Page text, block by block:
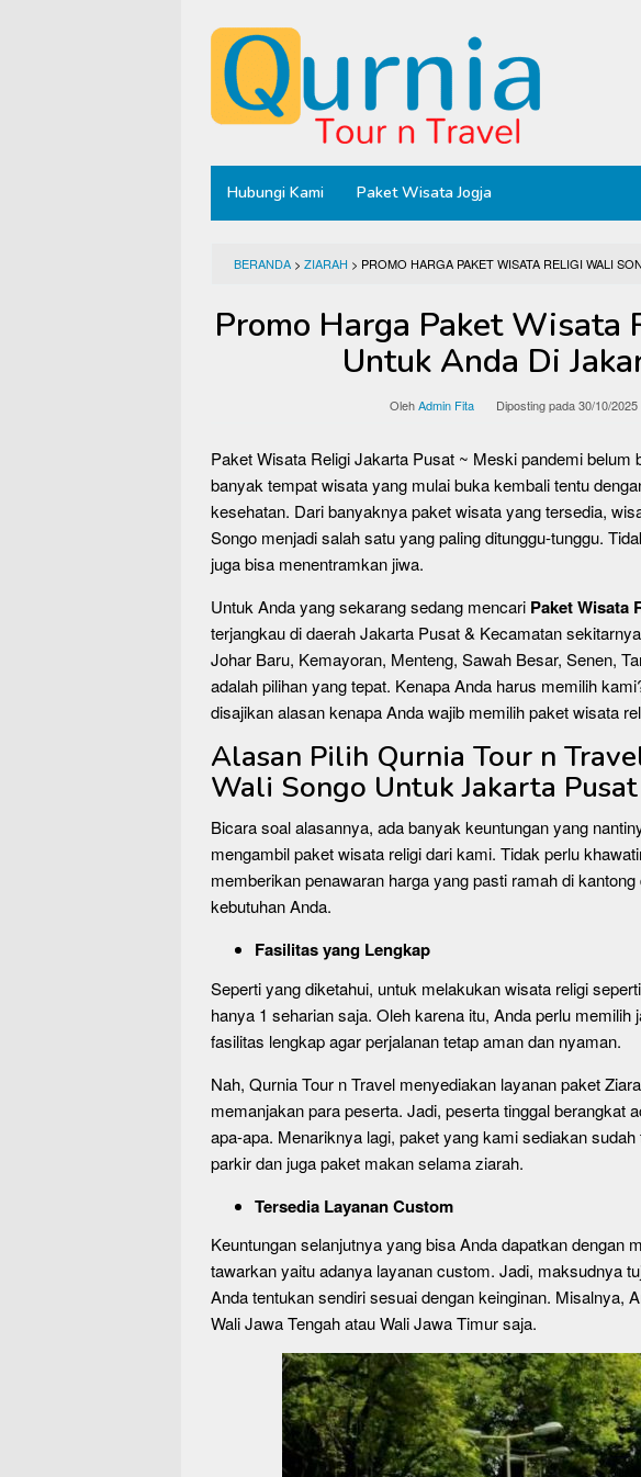
konten
Hubungi Kami Paket Wisata Jogja
BERANDA > ZIARAH > PROMO HARGA PAKET WISATA RELIGI WALI
Promo Harga Paket Wisata
Untuk Anda Di
OlehAdmin Fita Diposting pada30/10/2025
Paket Wisata Religi Jakarta Pusat ~ Meski pandemi belum
banyak tempat wisata yang mulai buka kembali tentu
kesehatan. Dari banyaknya paket wisata yang tersedia,
Songo menjadi salah satu yang paling ditunggu-tunggu.
juga bisa menentramkan jiwa.
Untuk Anda yang sekarang sedang mencari Paket Wisata
terjangkau di daerah Jakarta Pusat & Kecamatan
Johar Baru, Kemayoran, Menteng, Sawah Besar, Senen,
adalah pilihan yang tepat. Kenapa Anda harus memilih
disajikan alasan kenapa Anda wajib memilih paket wisata
Alasan Pilih Qurnia Tour n
Wali Songo Untuk Jakarta Pusat
Bicara soal alasannya, ada banyak keuntungan yang
mengambil paket wisata religi dari kami. Tidak perlu
memberikan penawaran harga yang pasti ramah di
kebutuhan Anda.
Fasilitas yang Lengkap
Seperti yang diketahui, untuk melakukan wisata religi
hanya 1 seharian saja. Oleh karena itu, Anda perlu
fasilitas lengkap agar perjalanan tetap aman dan nyaman.
Nah, Qurnia Tour n Travel menyediakan layanan paket
memanjakan para peserta. Jadi, peserta tinggal berangkat
apa-apa. Menariknya lagi, paket yang kami sediakan
parkir dan juga paket makan selama ziarah.
Tersedia Layanan Custom
Keuntungan selanjutnya yang bisa Anda dapatkan dengan
tawarkan yaitu adanya layanan custom. Jadi, maksudnya
Anda tentukan sendiri sesuai dengan keinginan. Misalnya,
Wali Jawa Tengah atau Wali Jawa Timur saja.